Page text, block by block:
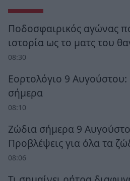
Ποδοσφαιρικός αγώνας
ιστορία ως το ματς του
08:30
Εορτολόγιο 9 Αυγούστου:
σήμερα
08:10
Ζώδια σήμερα 9
Προβλέψεις για όλα τα
08:06